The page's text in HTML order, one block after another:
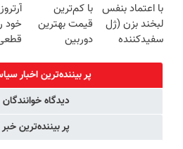
360°و سازگار با
اندروید و ios
سبک و مقاوم |
پرداخت قسطی
با اعتماد بنفس
لبخند بزن (ژل
سفیدکننده
با کم‌ترین
قیمت بهترین
دوربین
بخر❗❗❗
خود
پر بیننده‌ترین اخبار
دیدگاه خوانندگان
پر بیننده‌ترین خبر